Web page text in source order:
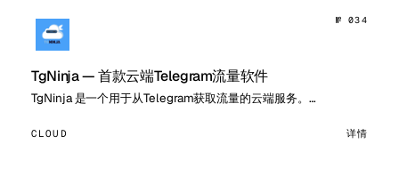
№ 034
TgNinja — 首款云端Telegram流量软件
TgNinja 是一个用于从Telegram获取流量的云端服务。…
CLOUD 详情